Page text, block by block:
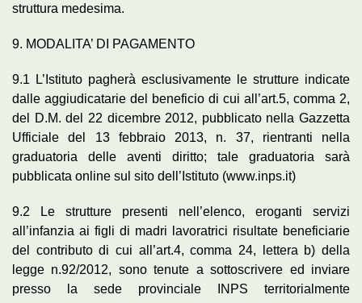
struttura medesima.
9. MODALITA’ DI PAGAMENTO
9.1 L’Istituto pagherà esclusivamente le strutture indicate
dalle aggiudicatarie del beneficio di cui all’art.5, comma 2,
del D.M. del 22 dicembre 2012, pubblicato nella Gazzetta
Ufficiale del 13 febbraio 2013, n. 37, rientranti nella
graduatoria delle aventi diritto; tale graduatoria sarà
pubblicata online sul sito dell’Istituto (www.inps.it)
9.2 Le strutture presenti nell’elenco, eroganti servizi
all’infanzia ai figli di madri lavoratrici risultate beneficiarie
del contributo di cui all’art.4, comma 24, lettera b) della
legge n.92/2012, sono tenute a sottoscrivere ed inviare
presso la sede provinciale INPS territorialmente